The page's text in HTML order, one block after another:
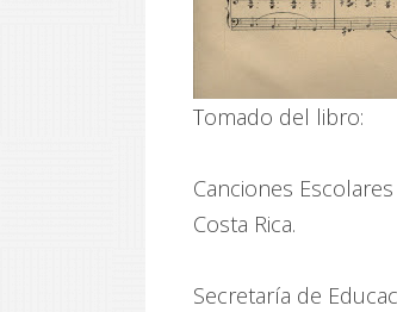
Tomado del libro:
Canciones
Costa Rica.
Secretaría de